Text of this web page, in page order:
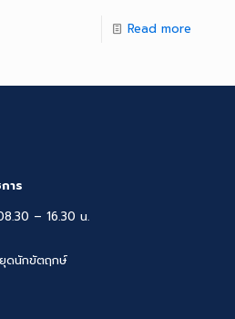
Read more
าร
– 16.30 น.
ดนักขัตฤกษ์